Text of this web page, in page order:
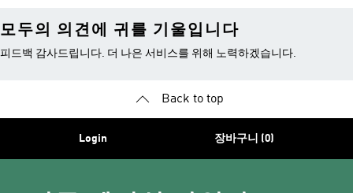
모두의 의견에 귀를 기울입니다
피드백 감사드립니다. 더 나은 서비스를 위해 노력하겠습니다.
Back to top
Login 장바구니 (0)